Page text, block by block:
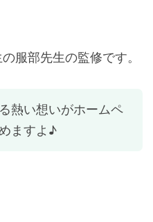
服部先生の監修です。
熱い想いがホームペ
ますよ♪